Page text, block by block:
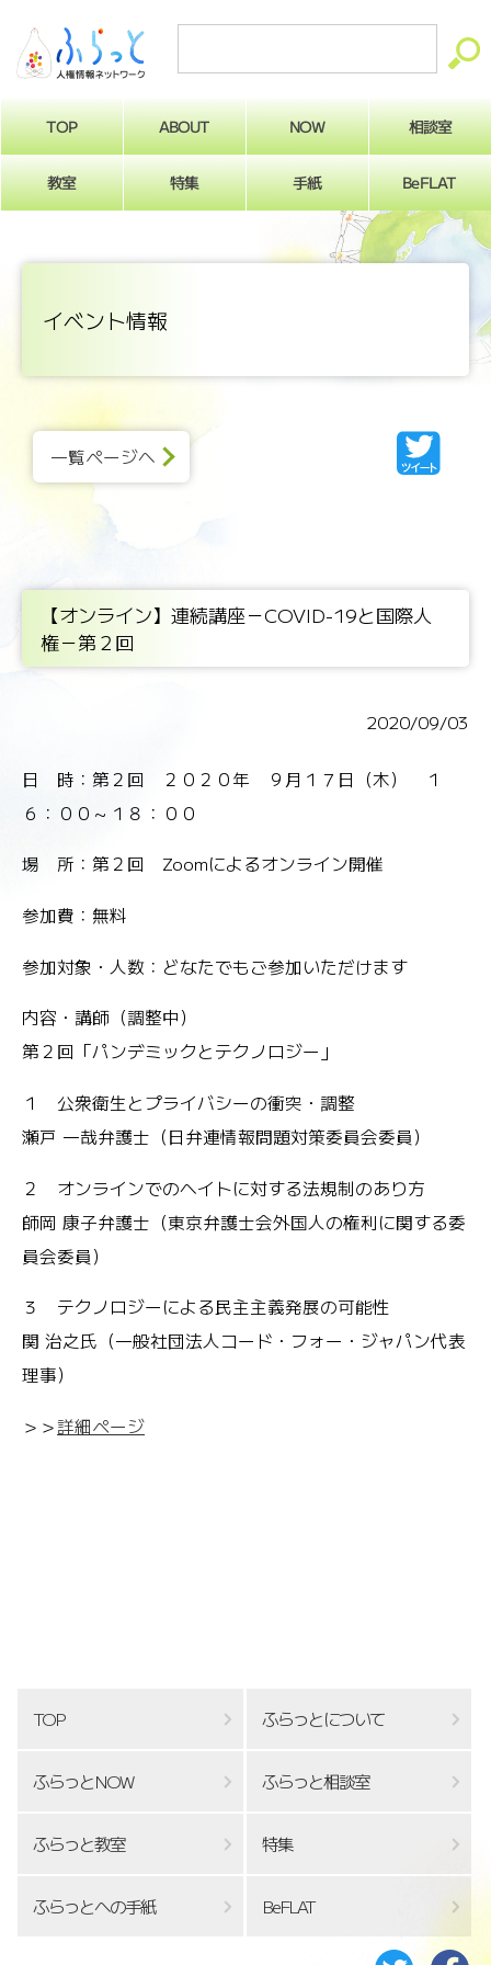
TOP ABOUT NOW 相談室
教室 特集 手紙 BeFLAT
イベント情報
一覧ページへ
【オンライン】連続講座－COVID-19と国際人
権－第２回
2020/09/03
日 時：第２回 ２０２０年 ９月１７日（木） １
６：００～１８：００
場 所：第２回 Zoomによるオンライン開催
参加費：無料
参加対象・人数：どなたでもご参加いただけます
内容・講師（調整中）
第２回「パンデミックとテクノロジー」
１ 公衆衛生とプライバシーの衝突・調整
瀬戸 一哉弁護士（日弁連情報問題対策委員会委員）
２ オンラインでのヘイトに対する法規制のあり方
師岡 康子弁護士（東京弁護士会外国人の権利に関する委
員会委員）
３ テクノロジーによる民主主義発展の可能性
関 治之氏（一般社団法人コード・フォー・ジャパン代表
理事）
＞＞詳細ページ
TOP ふらっとについて
ふらっとNOW ふらっと相談室
ふらっと教室 特集
ふらっとへの手紙 BeFLAT